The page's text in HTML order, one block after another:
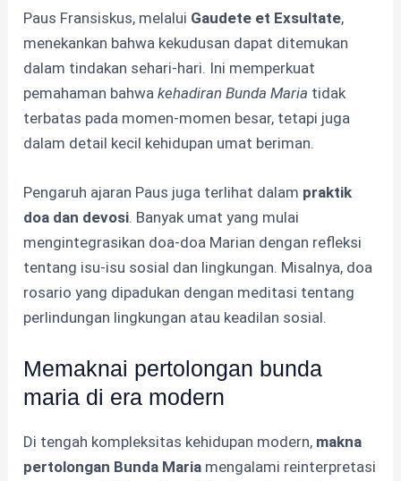
Paus Fransiskus, melalui Gaudete et Exsultate,
menekankan bahwa kekudusan dapat ditemukan
dalam tindakan sehari-hari. Ini memperkuat
pemahaman bahwakehadiran Bunda Maria tidak
terbatas pada momen-momen besar, tetapi juga
dalam detail kecil kehidupan umat beriman.
Pengaruh ajaran Paus juga terlihat dalam praktik
doa dan devosi. Banyak umat yang mulai
mengintegrasikan doa-doa Marian dengan refleksi
tentang isu-isu sosial dan lingkungan. Misalnya, doa
rosario yang dipadukan dengan meditasi tentang
perlindungan lingkungan atau keadilan sosial.
Memaknai pertolongan bunda
maria di era modern
Di tengah kompleksitas kehidupan modern, makna
pertolongan Bunda Maria mengalami reinterpretasi